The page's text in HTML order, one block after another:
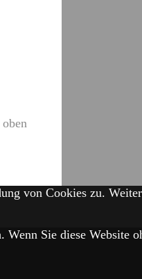
von Cookies zu.
Sie diese Website